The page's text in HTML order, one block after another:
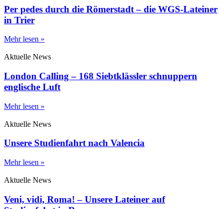
Per pedes durch die Römerstadt – die WGS-Lateiner
in Trier
Mehr lesen »
Aktuelle News
London Calling – 168 Siebtklässler schnuppern
englische Luft
Mehr lesen »
Aktuelle News
Unsere Studienfahrt nach Valencia
Mehr lesen »
Aktuelle News
Veni, vidi, Roma! – Unsere Lateiner auf